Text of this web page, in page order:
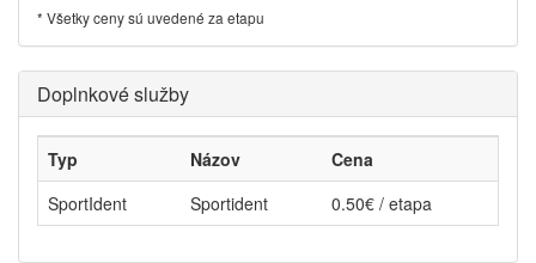
* Všetky ceny sú uvedené za etapu
Doplnkové služby
Typ Názov
Cena
SportIdent
Sportident 0.50€ / etapa